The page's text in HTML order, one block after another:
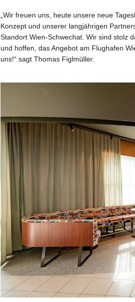
„Wir freuen uns, heute unsere neue
Konzept und unserer langjährigen
Standort Wien-Schwechat. Wir sind stolz
und hoffen, das Angebot am Flughafen
uns!“ sagt Thomas Figlmüller.